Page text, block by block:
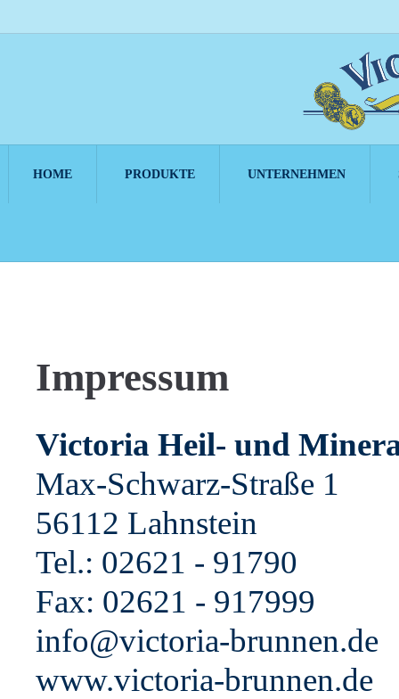
HOME PRODUKTE UNTERNEHMEN
Impressum
Victoria Heil- und
Max-Schwarz-Straße 1
56112 Lahnstein
Tel.: 02621 - 91790
Fax: 02621 - 917999
info@victoria-brunnen.de
www.victoria-brunnen.de